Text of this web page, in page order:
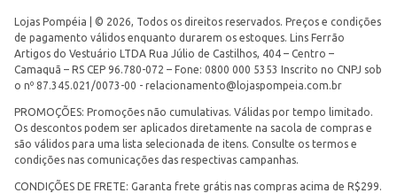
Lojas Pompéia | © 2026, Todos os direitos reservados. Preços e condições
de pagamento válidos enquanto durarem os estoques. Lins Ferrão
Artigos do Vestuário LTDA Rua Júlio de Castilhos, 404 – Centro –
Camaquã – RS CEP 96.780-072 – Fone: 0800 000 5353 Inscrito no CNPJ sob
o nº 87.345.021/0073-00 - relacionamento@lojaspompeia.com.br
PROMOÇÕES: Promoções não cumulativas. Válidas por tempo limitado.
Os descontos podem ser aplicados diretamente na sacola de compras e
são válidos para uma lista selecionada de itens. Consulte os termos e
condições nas comunicações das respectivas campanhas.
CONDIÇÕES DE FRETE: Garanta frete grátis nas compras acima de R$299.